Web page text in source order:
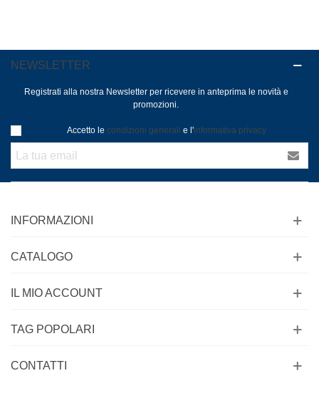
NEWSLETTER
Registrati alla nostra Newsletter per ricevere in anteprima le novità e
promozioni.
Accetto le condizioni generali e l'informativa privacy
INFORMAZIONI
CATALOGO
IL MIO ACCOUNT
TAG POPOLARI
CONTATTI